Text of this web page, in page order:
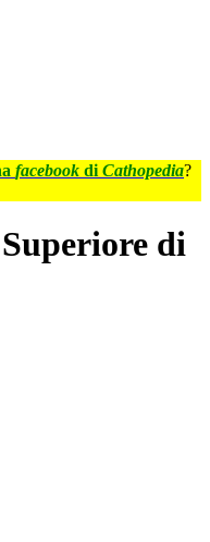
facebook di Cathopedia?
di